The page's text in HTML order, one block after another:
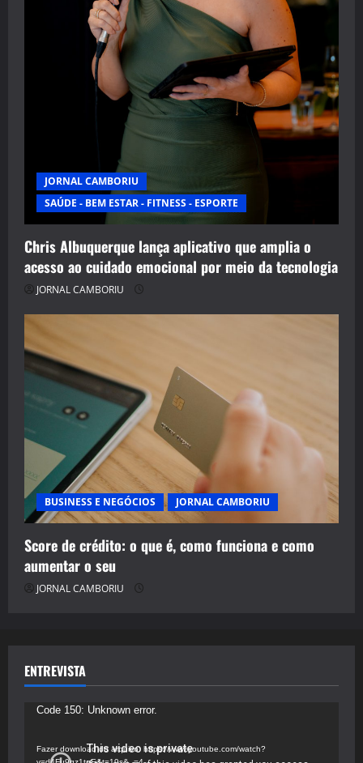
JORNAL CAMBORIU
SAÚDE - BEM ESTAR - FITNESS - ESPORTE
Chris Albuquerque lança aplicativo que amplia o
acesso ao cuidado emocional por meio da tecnologia
JORNAL CAMBORIU
BUSINESS E NEGÓCIOS JORNAL CAMBORIU
Score de crédito: o que é, como funciona e como
aumentar o seu
JORNAL CAMBORIU
ENTREVISTA
Tocador
vídeo
Code 150: Unknown error.
Fazer download do arquivo: https://www.youtube.com/watch?